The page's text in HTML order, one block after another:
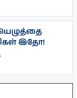
இதோ!